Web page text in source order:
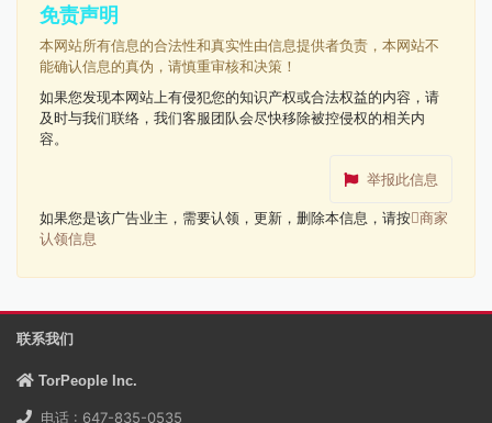
免责声明
本网站所有信息的合法性和真实性由信息提供者负责，本网站不
能确认信息的真伪，请慎重审核和决策！
如果您发现本网站上有侵犯您的知识产权或合法权益的内容，请
及时与我们联络，我们客服团队会尽快移除被控侵权的相关内
容。
举报此信息
如果您是该广告业主，需要认领，更新，删除本信息，请按 商家
认领信息
联系我们
TorPeople Inc.
电话 : 647-835-0535